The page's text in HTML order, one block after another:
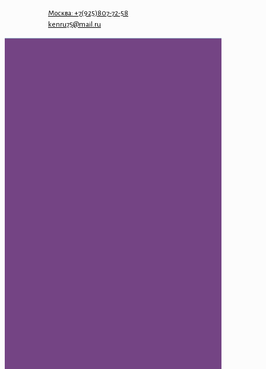
Москва: +7(925)807-72-58
kenru75@mail.ru